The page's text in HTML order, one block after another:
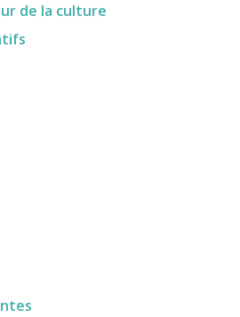
de la culture